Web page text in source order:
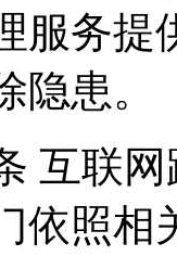
服务提
隐患。
互联
依照相